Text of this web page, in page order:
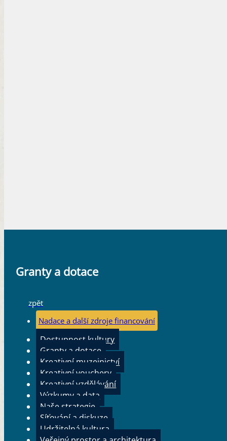
Granty a dotace
zpět
Nadace a další zdroje financování
Dostupnost kultury
Granty a dotace
Kreativní muzejnictví
Kreativní vouchery
Kreativní vzdělávání
Výzkumy a data
Naše strategie
Síťování a diskuze
Udržitelná kultura